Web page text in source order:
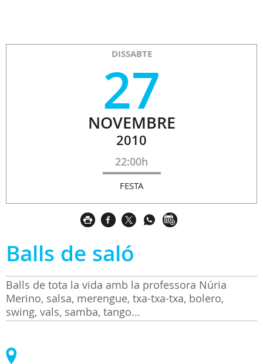
DISSABTE
27
NOVEMBRE
2010
22:00h
FESTA
Balls de saló
Balls de tota la vida amb la professora Núria
Merino, salsa, merengue, txa-txa-txa, bolero,
swing, vals, samba, tango...